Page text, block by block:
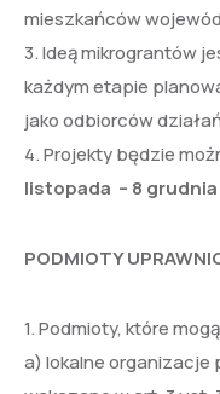
mieszkańców
3. Ideą mikrograntów
każdym etapie
jako odbiorców
4. Projekty będzie
listopada – 8 grudnia
PODMIOTY
1. Podmioty, które
a) lokalne